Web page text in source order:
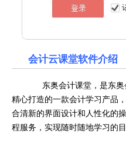
会计云课堂软件介绍
东奥会计课堂，是东奥
精心打造的一款会计学习产品
合清新的界面设计和人性化的
程服务，实现随时随地学习的目